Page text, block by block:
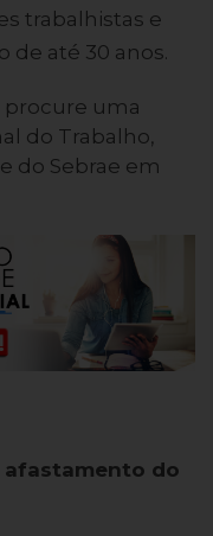
trabalhistas e
de até 30 anos.
procure uma
do Trabalho,
do Sebrae em
afastamento do